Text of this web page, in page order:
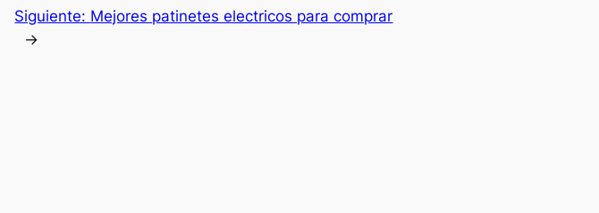
Siguiente: Mejores patinetes electricos para comprar
→